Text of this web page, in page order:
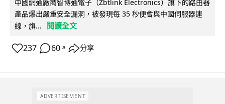
中國網通廠商智博通電子（Zbtlink Electronics）旗下的路由器
產品爆出嚴重安全漏洞，被發現每 35 秒便會與中國伺服器連
線，旗...
閱讀全文
237 60 ↗ 分享
ADVERTISEMENT